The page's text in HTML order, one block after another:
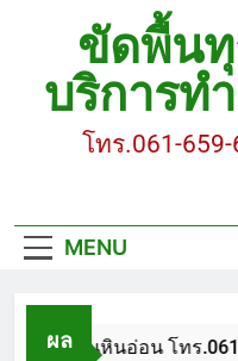
ขัดพื้นหิน
ขัดพื้นหินอ่อน โทร
บทควา
ขัดพื้น
บริการท
โทร.061-659-
MENU
ผล
ขัดพื้นหินอ่อน โทร